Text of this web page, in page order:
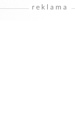
reklama